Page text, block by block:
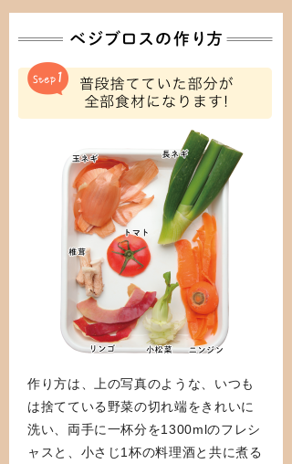
作り方は、上の写真のような、いつも
は捨てている野菜の切れ端をきれいに
洗い、両手に一杯分を1300mlのフレシ
ャスと、小さじ1杯の料理酒と共に煮る